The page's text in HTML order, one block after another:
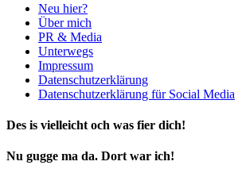
Neu hier?
Über mich
PR & Media
Unterwegs
Impressum
Datenschutzerklärung
Datenschutzerklärung für Social Media
Des is vielleicht och was fier dich!
Nu gugge ma da. Dort war ich!